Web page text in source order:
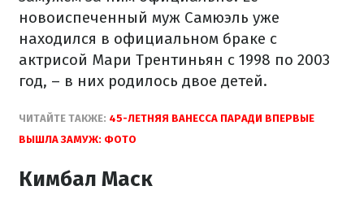
новоиспеченный муж Самюэль уже
находился в официальном браке с
актрисой Мари Трентиньян с 1998 по 2003
год, – в них родилось двое детей.
ЧИТАЙТЕ ТАКЖЕ: 45-ЛЕТНЯЯ ВАНЕССА ПАРАДИ ВПЕРВЫЕ
ВЫШЛА ЗАМУЖ: ФОТО
Кимбал Маск